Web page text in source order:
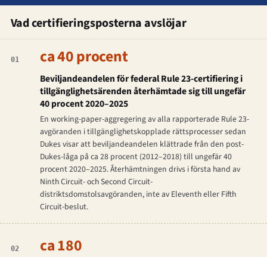
Vad certifieringsposterna avslöjar
01 ca 40 procent
Beviljandeandelen för federal Rule 23-certifiering i
tillgänglighetsärenden återhämtade sig till ungefär
40 procent 2020–2025
En working-paper-aggregering av alla rapporterade Rule 23-
avgöranden i tillgänglighetskopplade rättsprocesser sedan
Dukesvisar att beviljandeandelen klättrade från den post-
Dukes-låga på ca 28 procent (2012–2018) till ungefär 40
procent 2020–2025. Återhämtningen drivs i första hand av
Ninth Circuit- och Second Circuit-
distriktsdomstolsavgöranden, inte av Eleventh eller Fifth
Circuit-beslut.
02 ca 180